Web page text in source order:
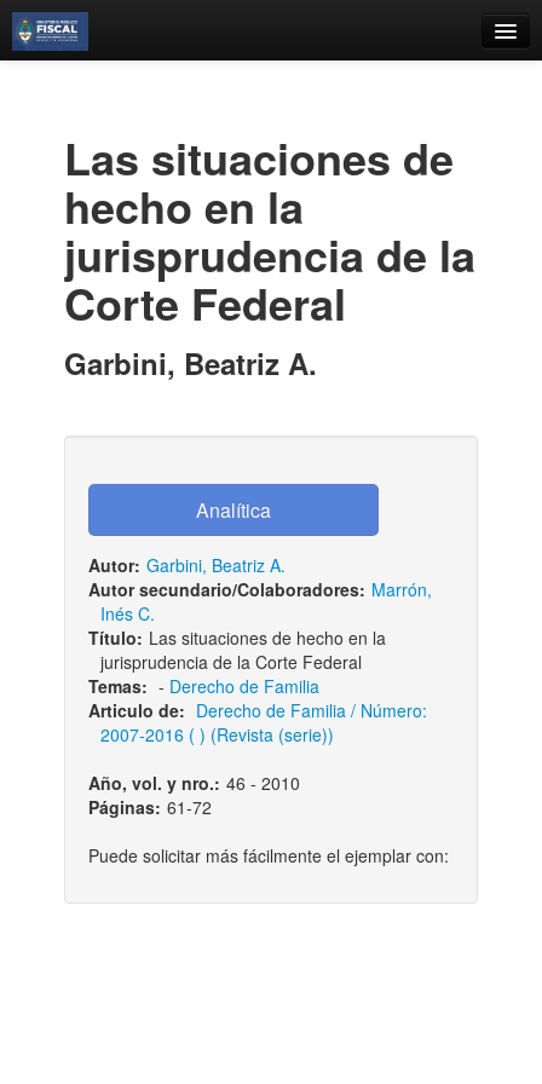
Estantes Virtuales
Contacto
Iniciar sesión
Las situaciones de
hecho en la
jurisprudencia de la
Corte Federal
Garbini, Beatriz A.
Autor: Garbini, Beatriz A.
Autor secundario/Colaboradores: Marrón,
Inés C.
Título: Las situaciones de hecho en la
jurisprudencia de la Corte Federal
Temas: - Derecho de Familia
Articulo de: Derecho de Familia / Número:
2007-2016 ( ) (Revista (serie))
Año, vol. y nro.: 46 - 2010
Páginas: 61-72
Puede solicitar más fácilmente el ejemplar con: